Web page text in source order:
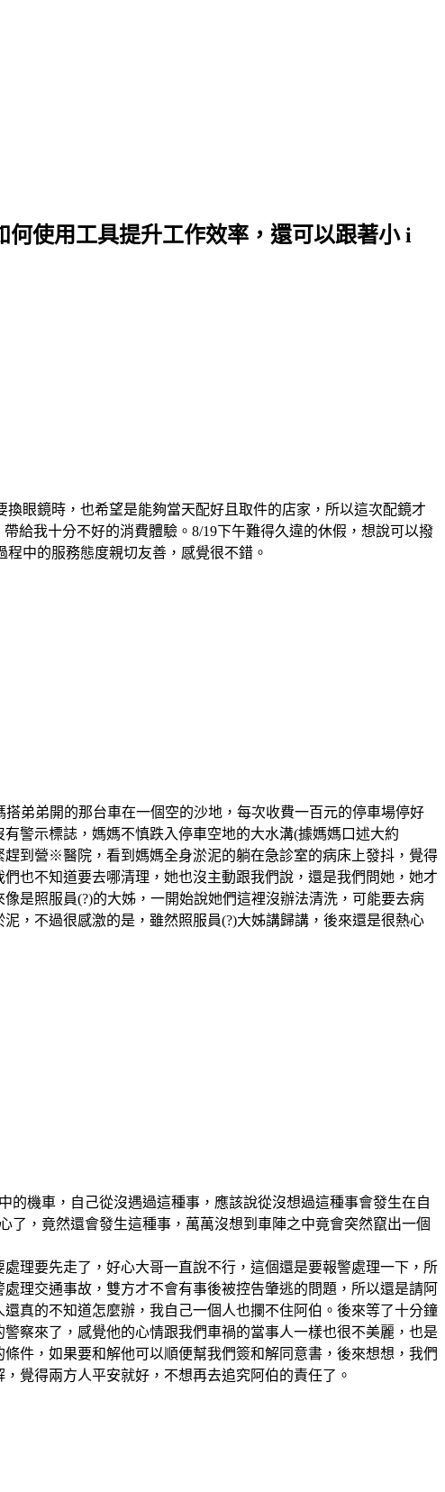
使用工具提升工作效率，還可以跟著小 i
眼鏡時，也希望是能夠當天配好且取件的店家，所以這次配鏡才
給我十分不好的消費體驗。8/19下午難得久違的休假，想說可以撥
中的服務態度親切友善，感覺很不錯。
弟弟開的那台車在一個空的沙地，每次收費一百元的停車場停好
警示標誌，媽媽不慎跌入停車空地的大水溝(據媽媽口述大約
到營※醫院，看到媽媽全身淤泥的躺在急診室的病床上發抖，覺得
也不知道要去哪清理，她也沒主動跟我們說，還是我們問她，她才
是照服員(?)的大姊，一開始說她們這裡沒辦法清洗，可能要去病
，不過很感激的是，雖然照服員(?)大姊講歸講，後來還是很熱心
的機車，自己從沒遇過這種事，應該說從沒想過這種事會發生在自
了，竟然還會發生這種事，萬萬沒想到車陣之中竟會突然竄出一個
理要先走了，好心大哥一直說不行，這個還是要報警處理一下，所
理交通事故，雙方才不會有事後被控告肇逃的問題，所以還是請阿
真的不知道怎麼辦，我自己一個人也攔不住阿伯。後來等了十分鐘
察來了，感覺他的心情跟我們車禍的當事人一樣也很不美麗，也是
件，如果要和解他可以順便幫我們簽和解同意書，後來想想，我們
覺得兩方人平安就好，不想再去追究阿伯的責任了。